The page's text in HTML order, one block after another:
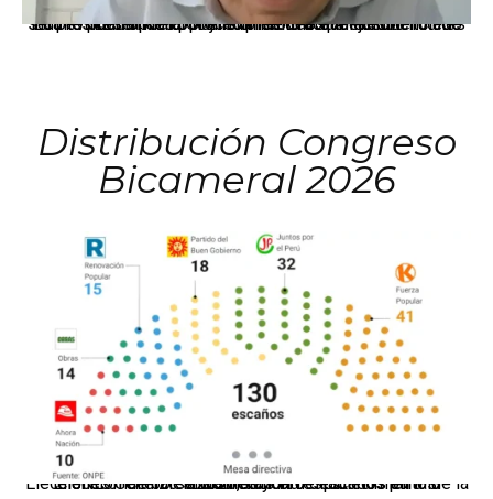
La presidenta Keiko Fujimori informó que la solicitud de indulto presentada por el expresidente Alejandro Toledo será evaluada por la Comisión de Gracias Presidenciales conforme al procedimiento establecido.
Distribución Congreso
Bicameral 2026
El JNE oficializó la distribución de escaños para la elección de 60 senadores y 130 diputados en las Elecciones Generales 2026, tras el restablecimiento de la Bicameralidad.